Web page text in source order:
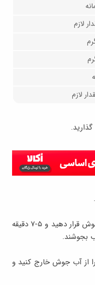
لازم
لازم
تکه‌های مرغ شسته شده را درون آب جوش قرار دهید و ۵-۷ دقیقه
بجوشند.
از آب جوش خارج کنید و